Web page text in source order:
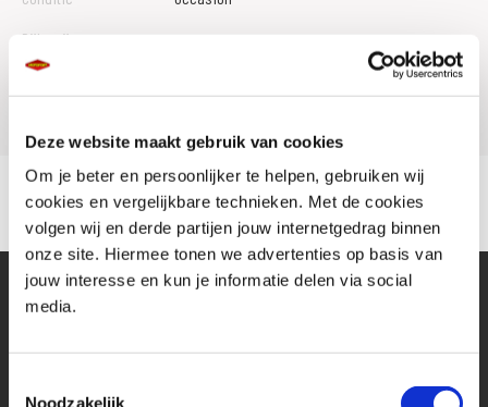
Deze website maakt gebruik van cookies
Om je beter en persoonlijker te helpen, gebruiken wij
cookies en vergelijkbare technieken. Met de cookies
volgen wij en derde partijen jouw internetgedrag binnen
onze site. Hiermee tonen we advertenties op basis van
jouw interesse en kun je informatie delen via social
media.
Noodzakelijk
Rijbewijs type